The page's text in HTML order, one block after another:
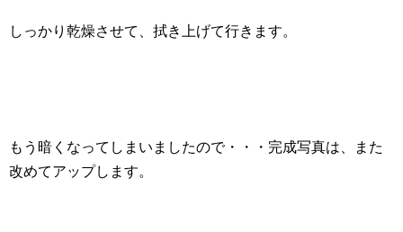
しっかり乾燥させて、拭き上げて行きます。
もう暗くなってしまいましたので・・・完成写真は、また
改めてアップします。